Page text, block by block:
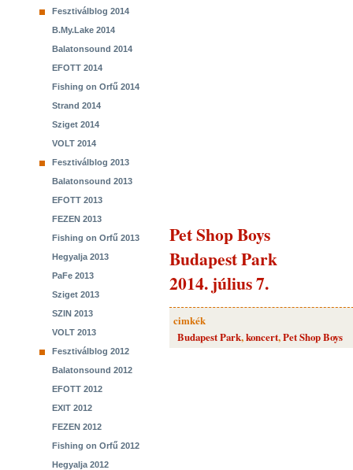
Fesztiválblog 2014
B.My.Lake 2014
Balatonsound 2014
EFOTT 2014
Fishing on Orfű 2014
Strand 2014
Sziget 2014
VOLT 2014
Fesztiválblog 2013
Balatonsound 2013
EFOTT 2013
FEZEN 2013
Fishing on Orfű 2013
Hegyalja 2013
PaFe 2013
Sziget 2013
SZIN 2013
VOLT 2013
Fesztiválblog 2012
Balatonsound 2012
EFOTT 2012
EXIT 2012
FEZEN 2012
Fishing on Orfű 2012
Hegyalja 2012
Pet Shop Boys
Budapest Park
2014. július 7.
cimkék
Budapest Park,koncert,Pet Shop Boys